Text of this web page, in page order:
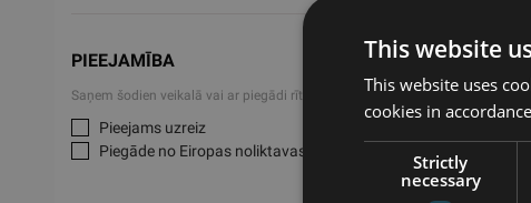
PIEEJAMĪBA
Saņem šodien veikalā vai ar piegādi rīt
Pieejams uzreiz
Piegāde no Eiropas noliktavas
This website
This website uses
cookies in
Strictly
necessary